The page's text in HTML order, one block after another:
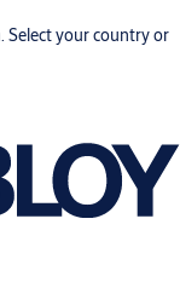
Select your country or